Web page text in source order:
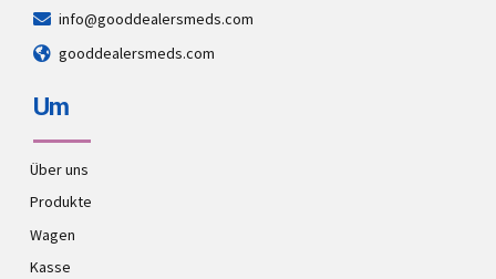
info@gooddealersmeds.com
gooddealersmeds.com
Um
Über uns
Produkte
Wagen
Kasse